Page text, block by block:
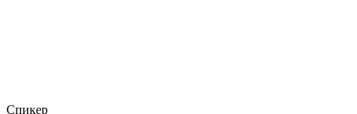
Спикер